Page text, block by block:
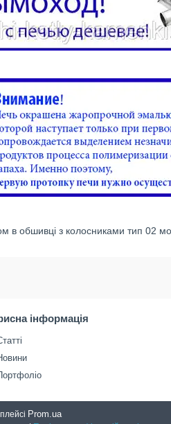
в обшивці з колосниками тип 02
інформація
Prom.ua